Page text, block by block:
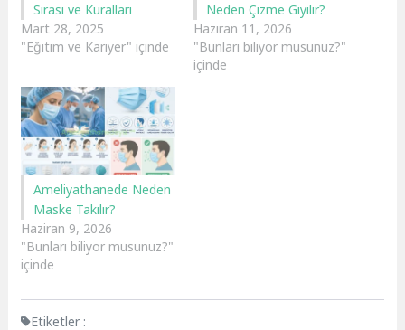
Sırası ve Kuralları
Mart 28, 2025
"Eğitim ve Kariyer" içinde
Neden Çizme Giyilir?
Haziran 11, 2026
"Bunları biliyor musunuz?"
içinde
Ameliyathanede Neden
Maske Takılır?
Haziran 9, 2026
"Bunları biliyor musunuz?"
içinde
Etiketler :